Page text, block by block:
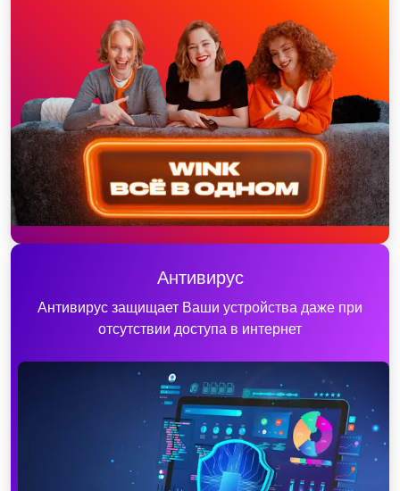
Антивирус
Антивирус защищает Ваши устройства даже при
отсутствии доступа в интернет